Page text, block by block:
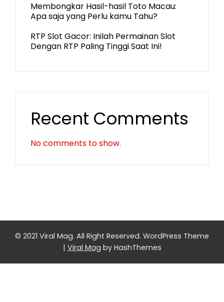
Membongkar Hasil-hasil Toto Macau:
Apa saja yang Perlu kamu Tahu?
RTP Slot Gacor: Inilah Permainan Slot
Dengan RTP Paling Tinggi Saat Ini!
Recent Comments
No comments to show.
© 2021 Viral Mag. All Right Reserved. WordPress Theme
| Viral Mag by HashThemes